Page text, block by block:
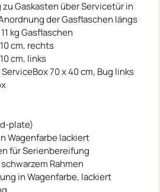
Gaskasten über Servicetür in
der Gasflaschen längs
kg Gasflaschen
cm, rechts
cm, links
70 x 40 cm, Bug links
plate)
Wagenfarbe lackiert
für Serienbereifung
Rahmen
in Wagenfarbe, lackiert